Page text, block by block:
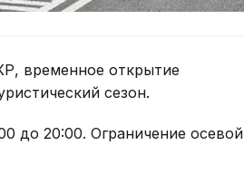
временное открытие
сезон.
до 20:00. Ограничение осевой